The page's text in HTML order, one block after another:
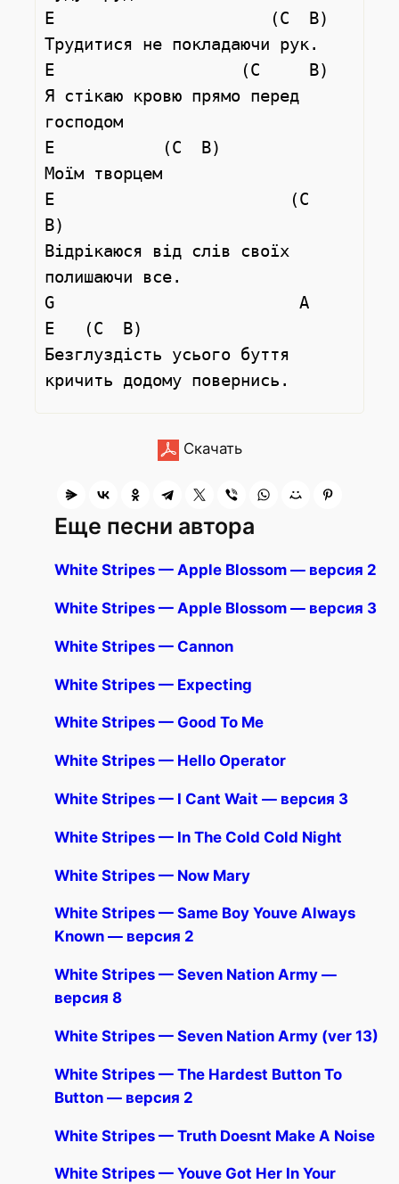
E                      (C  B)
Трудитися не покладаючи рук.
E                   (C     B)
Я стікаю кровю прямо перед
господом
E           (C  B)
Моїм творцем
E                        (C
B)
Відрікаюся від слів своїх
полишаючи все.
G                         A
E   (C  B)
Безглуздість усього буття
Скачать
Еще песни автора
White Stripes — Apple Blossom — версия 2
White Stripes — Apple Blossom — версия 3
White Stripes — Cannon
White Stripes — Expecting
White Stripes — Good To Me
White Stripes — Hello Operator
White Stripes — I Cant Wait — версия 3
White Stripes — In The Cold Cold Night
White Stripes — Now Mary
White Stripes — Same Boy Youve Always
Known — версия 2
White Stripes — Seven Nation Army —
версия 8
White Stripes — Seven Nation Army (ver 13)
White Stripes — The Hardest Button To
Button — версия 2
White Stripes — Truth Doesnt Make A Noise
White Stripes — Youve Got Her In Your